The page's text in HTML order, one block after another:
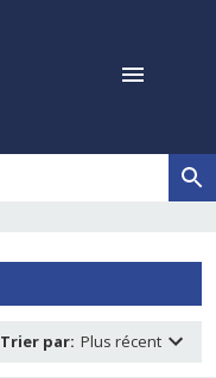
Trier par: Plus récent